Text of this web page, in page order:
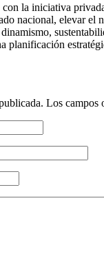
la iniciativa
nacional, elevar
planificación
Los campos